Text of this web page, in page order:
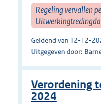
Regeling vervallen
Geldend van 12-12-
Uitgegeven door:
Verordening
2024